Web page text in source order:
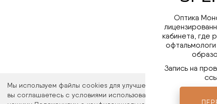
Мы используем файлы cookies для улучшения работы сайта.
вы соглашаетесь с условиями использования файлов cookies.
Оптика
кабинета, где
Запись на